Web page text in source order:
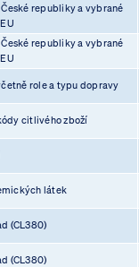
republiky a vybrané
republiky a vybrané
role a typu dopravy
citlivého zboží
látek
(CL380)
(CL380)